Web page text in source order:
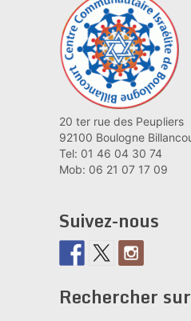
20 ter rue des Peupliers
92100 Boulogne
Tel: 01 46 04 30 74
Mob: 06 21 07 17 09
Suivez-nous
Rechercher